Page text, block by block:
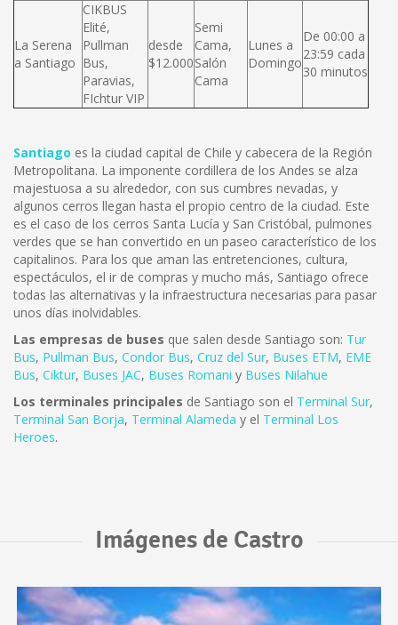
La Serena
a Santiago
CIKBUS
Elité,
Pullman
Bus,
Paravias,
FIchtur VIP
desde
$12.000
Semi
Cama,
Salón
Cama
Lunes a
Domingo
De 00:00 a
23:59 cada
30 minutos
Santiago es la ciudad capital de Chile y cabecera de la Región
Metropolitana. La imponente cordillera de los Andes se alza
majestuosa a su alrededor, con sus cumbres nevadas, y
algunos cerros llegan hasta el propio centro de la ciudad. Este
es el caso de los cerros Santa Lucía y San Cristóbal, pulmones
verdes que se han convertido en un paseo característico de los
capitalinos. Para los que aman las entretenciones, cultura,
espectáculos, el ir de compras y mucho más, Santiago ofrece
todas las alternativas y la infraestructura necesarias para pasar
unos días inolvidables.
Las empresas de buses que salen desde Santiago son: Tur
Bus, Pullman Bus, Condor Bus, Cruz del Sur, Buses ETM, EME
Bus, Ciktur, Buses JAC, Buses Romani y Buses Nilahue
Los terminales principales de Santiago son el Terminal Sur,
Terminal San Borja, Terminal Alameda y el Terminal Los
Heroes.
Imágenes de Castro